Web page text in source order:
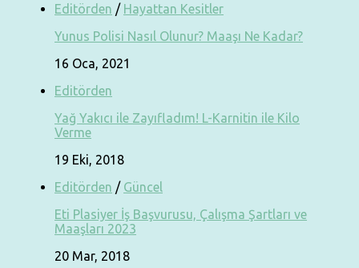
Editörden / Hayattan Kesitler
Yunus Polisi Nasıl Olunur? Maaşı Ne Kadar?
16 Oca, 2021
Editörden
Yağ Yakıcı ile Zayıfladım! L-Karnitin ile Kilo
Verme
19 Eki, 2018
Editörden / Güncel
Eti Plasiyer İş Başvurusu, Çalışma Şartları ve
Maaşları 2023
20 Mar, 2018